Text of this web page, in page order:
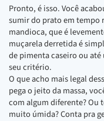
Pronto, é isso. Você
sumir do prato em tempo
mandioca, que é
muçarela derretida é
de pimenta caseiro ou
seu critério.
O que acho mais legal
pega o jeito da massa,
com algum diferente? Ou
muito úmida? Conta pra